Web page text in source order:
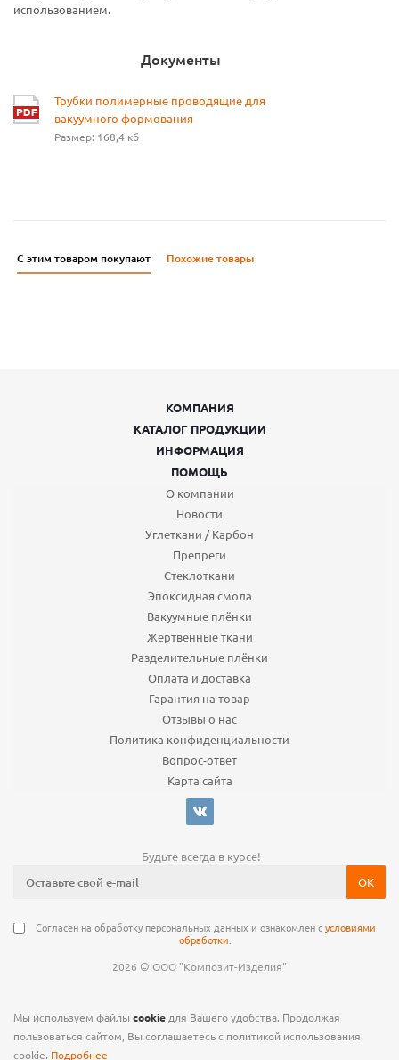
использованием.
Документы
Трубки полимерные проводящие для
вакуумного формования
Размер: 168,4 кб
С этим товаром покупают Похожие товары
КОМПАНИЯ
КАТАЛОГ ПРОДУКЦИИ
ИНФОРМАЦИЯ
ПОМОЩЬ
О компании
Новости
Углеткани / Карбон
Препреги
Стеклоткани
Эпоксидная смола
Вакуумные плёнки
Жертвенные ткани
Разделительные плёнки
Оплата и доставка
Гарантия на товар
Отзывы о нас
Политика конфиденциальности
Вопрос-ответ
Карта сайта
Будьте всегда в курсе!
Согласен на обработку персональных данных и ознакомлен сусловиями
обработки
2026 © ООО "Композит-Изделия"
Мы используем файлы cookie для Вашего удобства. Продолжая
пользоваться сайтом, Вы соглашаетесь с политикой использования
cookie. Подробнее